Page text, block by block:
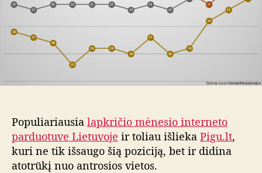
l
r
č
m
ė
n
e
Populiariausia lapkričio mėnesio interneto
parduotuve Lietuvoje ir toliau išlieka Pigu.lt,
kuri ne tik išsaugo šią poziciją, bet ir didina
atotrūkį nuo antrosios vietos.